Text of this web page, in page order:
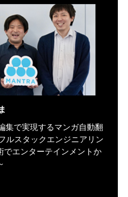
集で実現するマンガ自動翻
ルスタックエンジニアリン
でエンターテインメントか